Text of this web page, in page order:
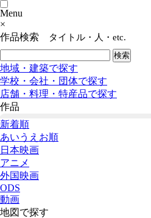
Menu
×
作品検索
タイトル・人・etc.
地域・建築で探す
学校・会社・団体で探す
店舗・料理・特産品で探す
作品
新着順
あいうえお順
日本映画
アニメ
外国映画
ODS
動画
地図で探す